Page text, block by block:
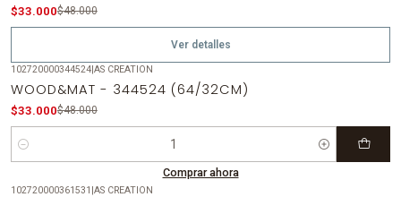
Agotado
$33.000$48.000
Ver detalles
102720000344524|AS CREATION
WOOD&MAT - 344524 (64/32CM)
$33.000$48.000
Cantidad
Comprar ahora
102720000361531 |AS CREATION